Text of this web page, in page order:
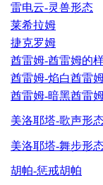
雷电云-灵兽形态
莱希拉姆
捷克罗姆
酋雷姆-酋雷姆的
酋雷姆-焰白酋雷
酋雷姆-暗黑酋雷
美洛耶塔-歌声形
美洛耶塔-舞步形
胡帕-惩戒胡帕